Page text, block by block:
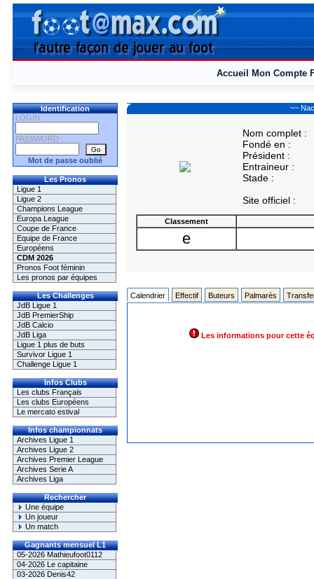
Accueil Mon Compte
Identification
LOGIN
PASSWORD
Mot de passe oublié
Les Pronos
Ligue 1
Ligue 2
Champions League
Europa League
Coupe de France
Equipe de France
Européens
CDM 2026
Pronos Foot féminin
Les pronos par équipes
Les Challenges
JdB Ligue 1
JdB PremierShip
JdB Calcio
JdB Liga
Ligue 1 plus de buts
Survivor Ligue 1
Challenge Ligue 1
Infos Clubs
Les clubs Français
Les clubs Européens
Le mercato estival
Infos championnats
Archives Ligue 1
Archives Ligue 2
Archives Premier League
Archives Serie A
Archives Liga
Rechercher
Une équipe
Un joueur
Un match
Gagnants mensuel L1
05-2026 Mathieufoot0112
04-2026 Le capitaine
03-2026 Denis42
~~
Nom complet :
Fondé en :
Président :
Entraineur :
Stade :
Site officiel :
Classement
e
Calendrier Effectif Buteurs Palmarès
Les informations pour cette